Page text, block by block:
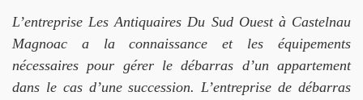
L’entreprise Les Antiquaires Du Sud Ouest à Castelnau
Magnoac a la connaissance et les équipements
nécessaires pour gérer le débarras d’un appartement
dans le cas d’une succession. L’entreprise de débarras